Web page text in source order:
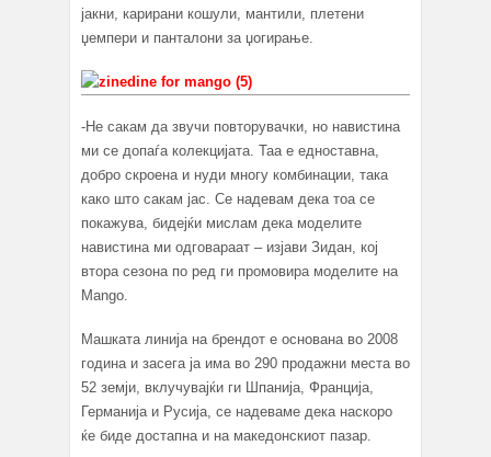
јакни, карирани кошули, мантили, плетени
џемпери и панталони за џогирање.
-Не сакам да звучи повторувачки, но навистина
ми се допаѓа колекцијата. Таа е едноставна,
добро скроена и нуди многу комбинации, така
како што сакам јас. Се надевам дека тоа се
покажува, бидејќи мислам дека моделите
навистина ми одговараат – изјави Зидан, кој
втора сезона по ред ги промовира моделите на
Mango.
Машката линија на брендот е основана во 2008
година и засега ја има во 290 продажни места во
52 земји, вклучувајќи ги Шпанија, Франција,
Германија и Русија, се надеваме дека наскоро
ќе биде достапна и на македонскиот пазар.